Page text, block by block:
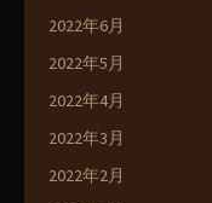
2022年6月
2022年5月
2022年4月
2022年3月
2022年2月